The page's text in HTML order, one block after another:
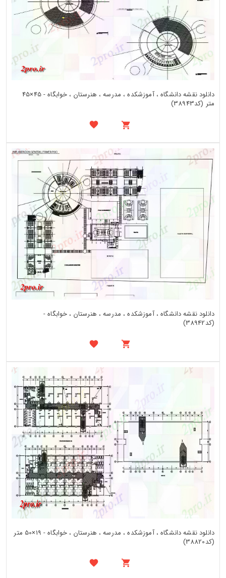
دانلود نقشه دانشگاه ، آموزشکده ، مدرسه ، هنرستان ، خوابگاه - 45×45
متر (کد38943)
دانلود نقشه دانشگاه ، آموزشکده ، مدرسه ، هنرستان ، خوابگاه -
(کد38942)
دانلود نقشه دانشگاه ، آموزشکده ، مدرسه ، هنرستان ، خوابگاه - 19×50 متر
(کد38820)